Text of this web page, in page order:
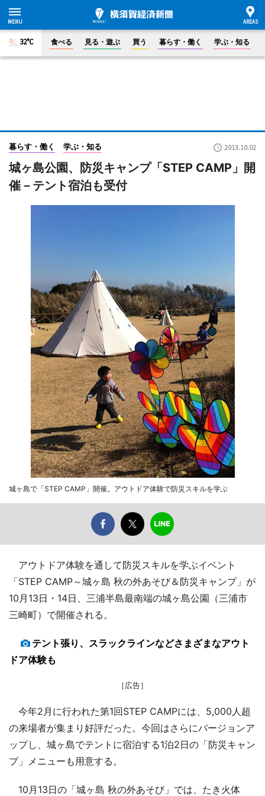
32°C 食べる 見る・遊ぶ 買う 暮らす・働く 学ぶ・知る
暮らす・働く 学ぶ・知る 2013.10.02
城ヶ島公園、防災キャンプ「STEP CAMP」開
催－テント宿泊も受付
城ヶ島で「STEP CAMP」開催。アウトドア体験で防災スキルを学ぶ
アウトドア体験を通して防災スキルを学ぶイベント
「STEP CAMP～城ヶ島 秋の外あそび＆防災キャンプ」が
10月13日・14日、三浦半島最南端の城ヶ島公園（三浦市
三崎町）で開催される。
テント張り、スラックラインなどさまざまなアウト
ドア体験も
［広告］
今年2月に行われた第1回STEP CAMPには、5,000人超
の来場者が集まり好評だった。今回はさらにバージョンア
ップし、城ヶ島でテントに宿泊する1泊2日の「防災キャン
プ」メニューも用意する。
10月13日の「城ヶ島 秋の外あそび」では、たき火体